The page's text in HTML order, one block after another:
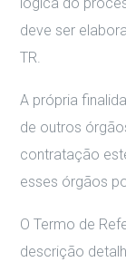
lógica do
deve ser
TR.
A própria
de outros
contratação
esses órgãos
O Termo de
descrição